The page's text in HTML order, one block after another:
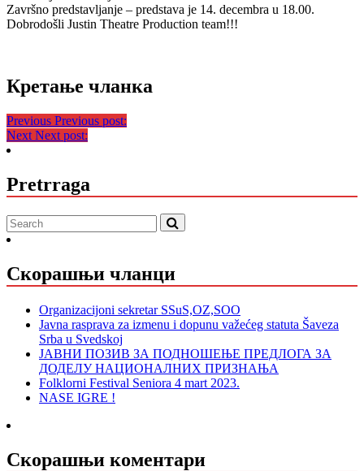
Završno predstavljanje – predstava je 14. decembra u 18.00.
Dobrodošli Justin Theatre Production team!!!
Кретање чланка
Previous Previous post:
Next Next post:
Pretrraga
Скорашњи чланци
Organizacijoni sekretar SSuS,OZ,SOO
Javna rasprava za izmenu i dopunu važećeg statuta Šaveza
Srba u Svedskoj
ЈАВНИ ПОЗИВ ЗА ПОДНОШЕЊЕ ПРЕДЛОГА ЗА
ДОДЕЛУ НАЦИОНАЛНИХ ПРИЗНАЊА
Folklorni Festival Seniora 4 mart 2023.
NASE IGRE !
Скорашњи коментари